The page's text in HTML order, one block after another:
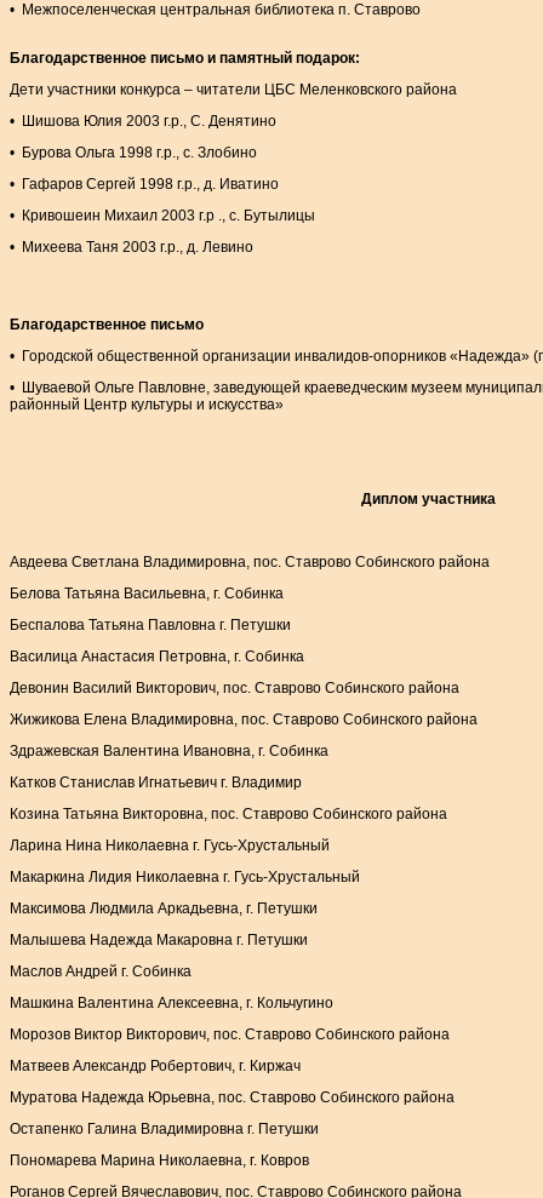
• Межпоселенческая центральная библиотека п. Ставрово
Благодарственное письмо и памятный подарок:
Дети участники конкурса – читатели ЦБС Меленковского района
• Шишова Юлия 2003 г.р., С. Денятино
• Бурова Ольга 1998 г.р., с. Злобино
• Гафаров Сергей 1998 г.р., д. Иватино
• Кривошеин Михаил 2003 г.р ., с. Бутылицы
• Михеева Таня 2003 г.р., д. Левино
Благодарственное письмо
• Городской общественной организации инвалидов-опорников «Надежда»
• Шуваевой Ольге Павловне, заведующей краеведческим музеем
районный Центр культуры и искусства»
Диплом участника
Авдеева Светлана Владимировна, пос. Ставрово Собинского района
Белова Татьяна Васильевна, г. Собинка
Беспалова Татьяна Павловна г. Петушки
Василица Анастасия Петровна, г. Собинка
Девонин Василий Викторович, пос. Ставрово Собинского района
Жижикова Елена Владимировна, пос. Ставрово Собинского района
Здражевская Валентина Ивановна, г. Собинка
Катков Станислав Игнатьевич г. Владимир
Козина Татьяна Викторовна, пос. Ставрово Собинского района
Ларина Нина Николаевна г. Гусь-Хрустальный
Макаркина Лидия Николаевна г. Гусь-Хрустальный
Максимова Людмила Аркадьевна, г. Петушки
Малышева Надежда Макаровна г. Петушки
Маслов Андрей г. Собинка
Машкина Валентина Алексеевна, г. Кольчугино
Морозов Виктор Викторович, пос. Ставрово Собинского района
Матвеев Александр Робертович, г. Киржач
Муратова Надежда Юрьевна, пос. Ставрово Собинского района
Остапенко Галина Владимировна г. Петушки
Пономарева Марина Николаевна, г. Ковров
Роганов Сергей Вячеславович, пос. Ставрово Собинского района